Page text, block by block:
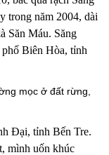
trong năm 2004, dài
Săn Máu. Săng
Biên Hòa, tỉnh
mọc ở đất rừng,
Đại, tỉnh Bến Tre.
mình uốn khúc